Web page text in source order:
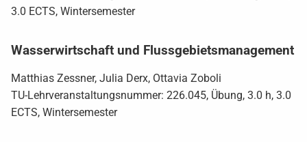
3.0 ECTS, Wintersemester
Wasserwirtschaft und Flussgebietsmanagement
Matthias Zessner, Julia Derx, Ottavia Zoboli
TU-Lehrveranstaltungsnummer: 226.045, Übung, 3.0 h, 3.0
ECTS, Wintersemester